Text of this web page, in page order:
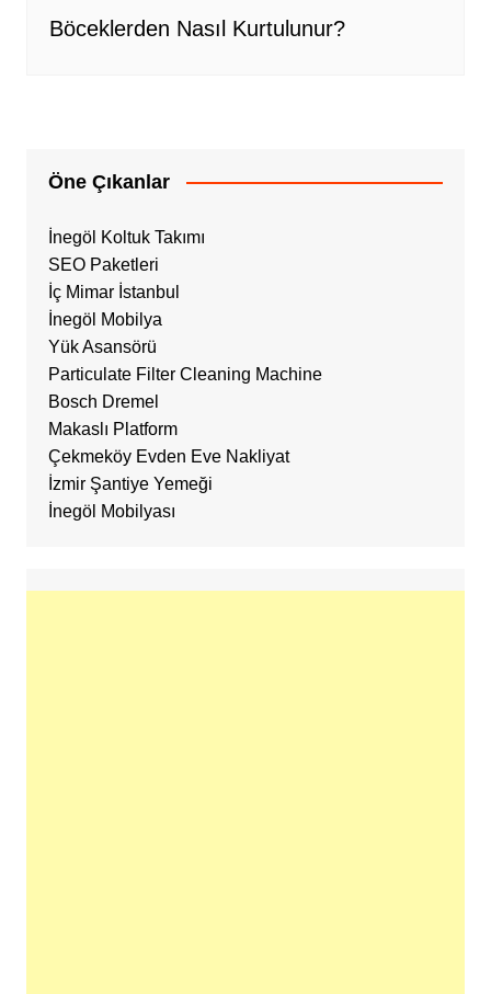
Böceklerden Nasıl Kurtulunur?
Öne Çıkanlar
İnegöl Koltuk Takımı
SEO Paketleri
İç Mimar İstanbul
İnegöl Mobilya
Yük Asansörü
Particulate Filter Cleaning Machine
Bosch Dremel
Makaslı Platform
Çekmeköy Evden Eve Nakliyat
İzmir Şantiye Yemeği
İnegöl Mobilyası